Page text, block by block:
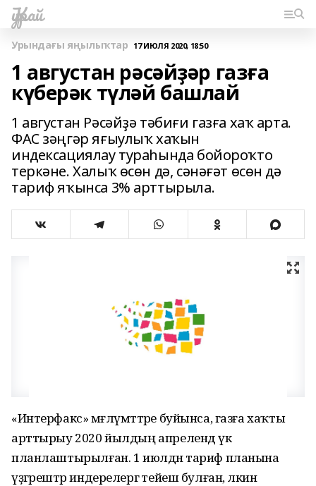
Ҡурай
Урындағы яңылыҡтар 17 ИЮЛЯ 2020, 18:50
1 августан рәсәйҙәр газға
күберәк түләй башлай
1 августан Рәсәйҙә тәбиғи газға хаҡ арта.
ФАС зәңгәр яғыулыҡ хаҡын
индексациялау тураһында бойороҡто
теркәне. Халыҡ өсөн дә, сәнәғәт өсөн дә
тариф яҡынса 3% арттырыла.
«Интерфакс» мәғлүмәттәре буйынса, газға хаҡты
арттырыу 2020 йылдың апрелендә үк
планлаштырылған. 1 июлдән тариф планына
үҙгәрештәр индерелергә тейеш булған, ләкин